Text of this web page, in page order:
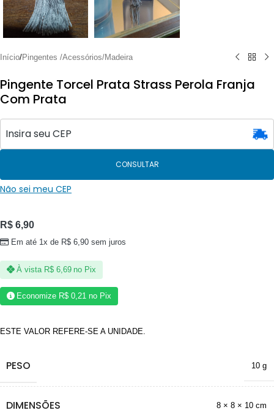
Início/Pingentes /Acessórios/Madeira
Pingente Torcel Prata Strass Perola Franja
Com Prata
CONSULTAR
Não sei meu CEP
R$ 6,90
Em até 1x de R$ 6,90 sem juros
À vista R$6,69 no Pix
Economize R$ 0,21 no Pix
ESTE VALOR REFERE-SE A UNIDADE.
PESO 10 g
DIMENSÕES 8 × 8 × 10 cm